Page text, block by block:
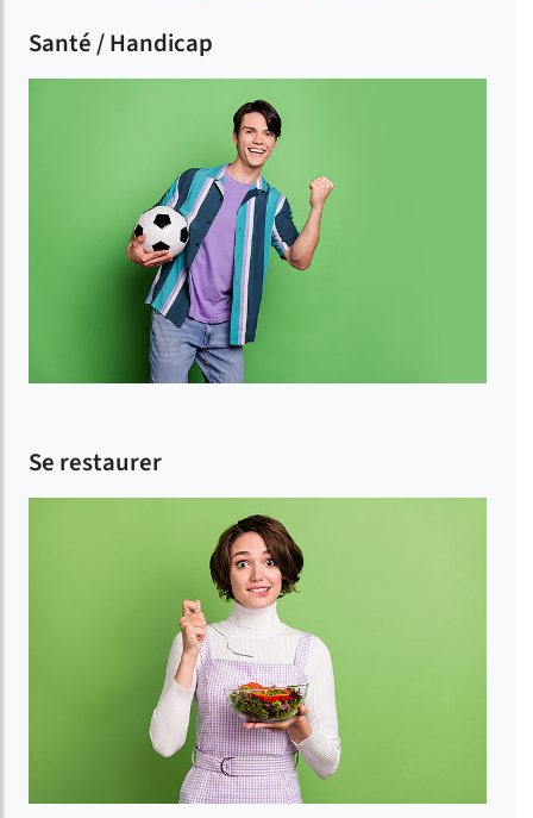
Santé / Handicap
Se restaurer